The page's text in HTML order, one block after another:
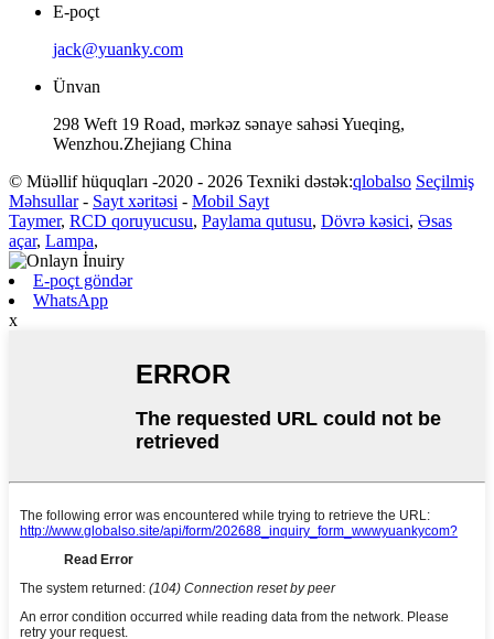
E-poçt
jack@yuanky.com
Ünvan
298 Weft 19 Road, mərkəz sənaye sahəsi Yueqing,
Wenzhou.Zhejiang China
© Müəllif hüquqları -2020 - 2026 Texniki dəstək:qlobalso Seçilmiş
Məhsullar- Sayt xəritəsi - Mobil Sayt
Taymer, RCD qoruyucusu, Paylama qutusu, Dövrə kəsici, Əsas
açar, Lampa,
E-poçt göndər
WhatsApp
x